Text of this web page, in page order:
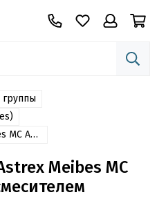
группы
Насосные группы Astrex Meibes MC A66931/A66932 со смесителем
Meibes MC